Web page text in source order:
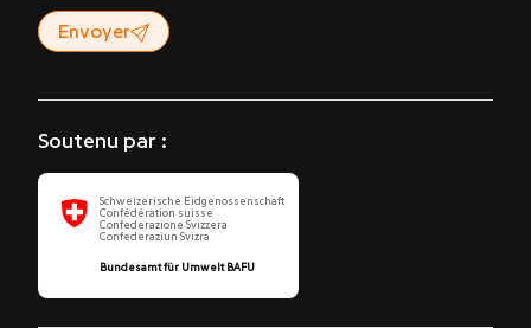
Envoyer
Soutenu par :
Schweizerische Eidgenossenschaft
Confédération suisse
Confederazione Svizzera
Confederaziun Svizra
Bundesamt für Umwelt BAFU